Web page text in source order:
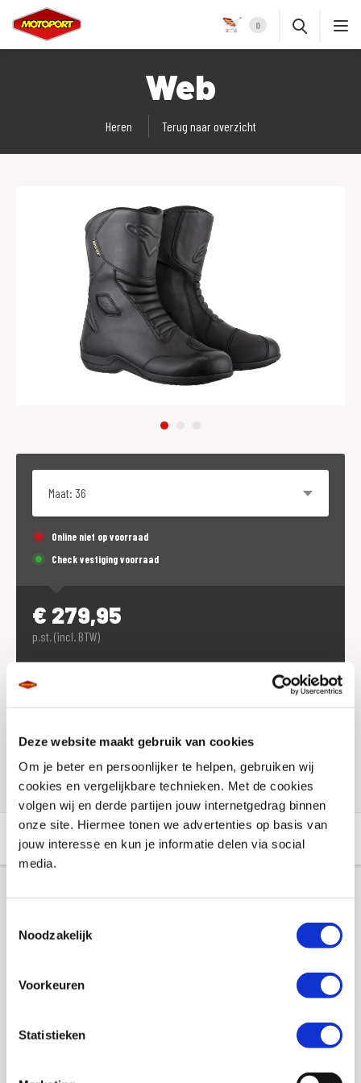
Deze website maakt gebruik van cookies
Om je beter en persoonlijker te helpen, gebruiken wij
cookies en vergelijkbare technieken. Met de cookies
volgen wij en derde partijen jouw internetgedrag binnen
onze site. Hiermee tonen we advertenties op basis van
jouw interesse en kun je informatie delen via social
media.
Noodzakelijk
Voorkeuren
Statistieken
0
Web
Heren Terug naar overzicht
Online niet op voorraad
Check vestiging voorraad
€ 279,95
p.st. (incl. BTW)
Dit product is (tijdeljk) niet online te bestellen.
Aanvullende informatie Winkelvoorraad
Merk